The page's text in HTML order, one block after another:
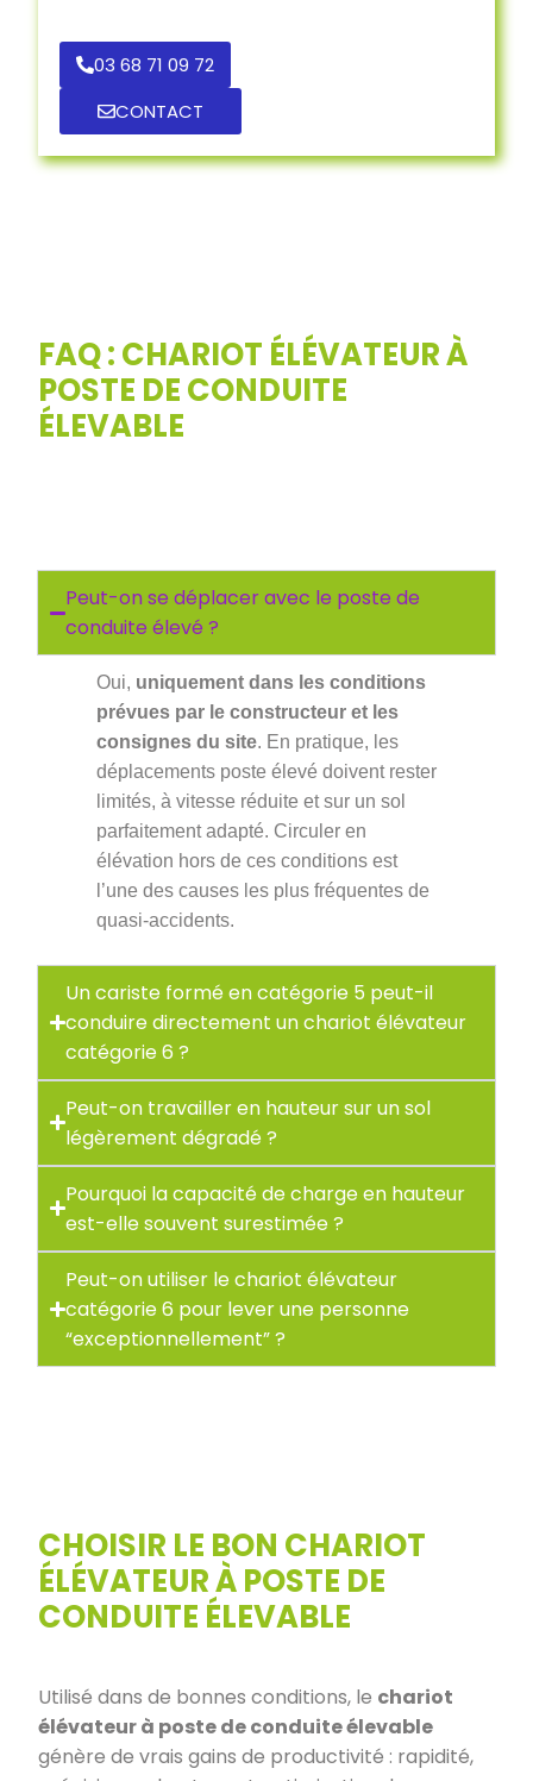
03 68 71 09 72
CONTACT
FAQ : CHARIOT ÉLÉVATEUR À
POSTE DE CONDUITE
ÉLEVABLE
Peut-on se déplacer avec le poste de
conduite élevé ?
Oui, uniquement dans les conditions
prévues par le constructeur et les
consignes du site. En pratique, les
déplacements poste élevé doivent rester
limités, à vitesse réduite et sur un sol
parfaitement adapté. Circuler en
élévation hors de ces conditions est
l’une des causes les plus fréquentes de
quasi-accidents.
Un cariste formé en catégorie 5 peut-il
conduire directement un chariot élévateur
catégorie 6 ?
Peut-on travailler en hauteur sur un sol
légèrement dégradé ?
Pourquoi la capacité de charge en hauteur
est-elle souvent surestimée ?
Peut-on utiliser le chariot élévateur
catégorie 6 pour lever une personne
“exceptionnellement” ?
CHOISIR LE BON CHARIOT
ÉLÉVATEUR À POSTE DE
CONDUITE ÉLEVABLE
Utilisé dans de bonnes conditions, le chariot
élévateur à poste de conduite élevable
génère de vrais gains de productivité : rapidité,